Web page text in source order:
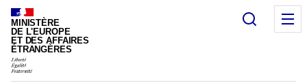
Panneau de gestion des cookies
MINISTÈRE
DE L'EUROPE
ET DES AFFAIRES
ÉTRANGÈRES